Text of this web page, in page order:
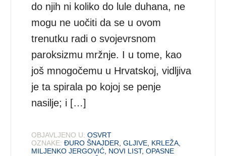
do njih ni koliko do lule duhana, ne
mogu ne uočiti da se u ovom
trenutku radi o svojevrsnom
paroksizmu mržnje. I u tome, kao
još mnogočemu u Hrvatskoj, vidljiva
je ta spirala po kojoj se penje
nasilje; i […]
OBJAVLJENO U: OSVRT
OZNAKE: ĐURO ŠNAJDER ,GLJIVE KRLEŽA
MILJENKO JERGOVIĆ NOVI LIST,OPASNE